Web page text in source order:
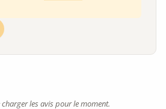
les avis pour le moment.